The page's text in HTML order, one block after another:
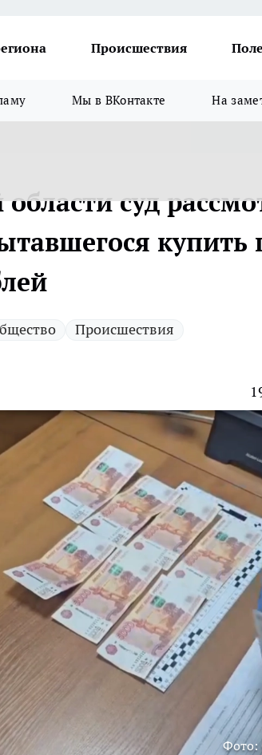
Происшествия
Мы в ВКонтакте На
суд
купить
Происшествия
Фото: